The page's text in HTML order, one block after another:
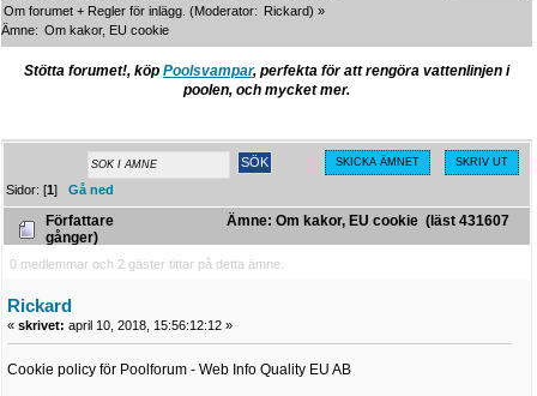
Om forumet + Regler för inlägg. (Moderator: Rickard) »
Ämne: Om kakor, EU cookie
Stötta forumet!, köp Poolsvampar, perfekta för att rengöra vattenlinjen i
poolen, och mycket mer.
SKICKA ÄMNET SKRIV UT
Sidor: [1]Gå ned
Författare
Ämne: Om kakor, EU cookie (läst 431607
gånger)
0 medlemmar och 2 gäster tittar på detta ämne.
Rickard
« skrivet: april 10, 2018, 15:56:12:12 »
Cookie policy för Poolforum - Web Info Quality EU AB